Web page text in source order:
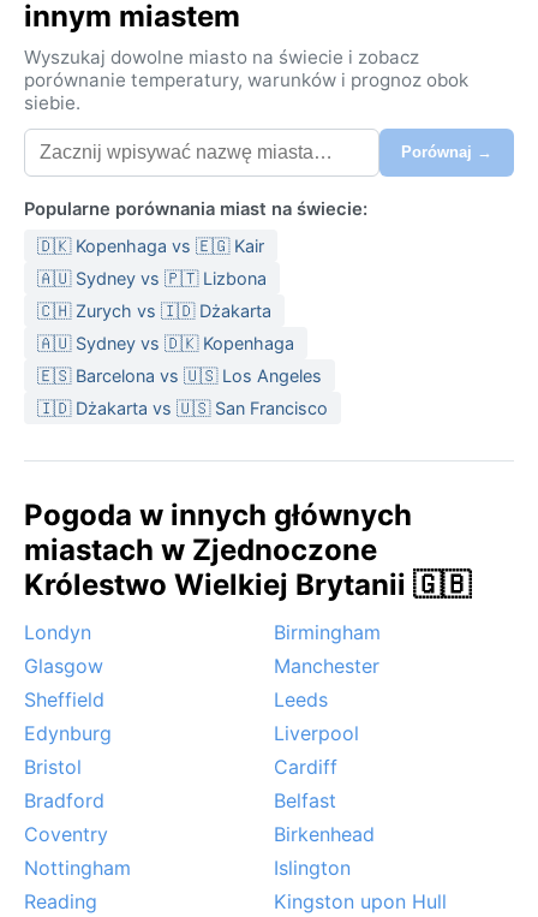
innym miastem
Wyszukaj dowolne miasto na świecie i zobacz
porównanie temperatury, warunków i prognoz obok
siebie.
Porównaj →
Popularne porównania miast na świecie:
🇩🇰 Kopenhaga vs 🇪🇬 Kair
🇦🇺 Sydney vs 🇵🇹 Lizbona
🇨🇭 Zurych vs 🇮🇩 Dżakarta
🇦🇺 Sydney vs 🇩🇰 Kopenhaga
🇪🇸 Barcelona vs 🇺🇸 Los Angeles
🇮🇩 Dżakarta vs 🇺🇸 San Francisco
Pogoda w innych głównych
miastach w Zjednoczone
Królestwo Wielkiej Brytanii 🇬🇧
Londyn
Birmingham
Glasgow
Manchester
Sheffield
Leeds
Edynburg
Liverpool
Bristol
Cardiff
Bradford
Belfast
Coventry
Birkenhead
Nottingham
Islington
Reading
Kingston upon Hull